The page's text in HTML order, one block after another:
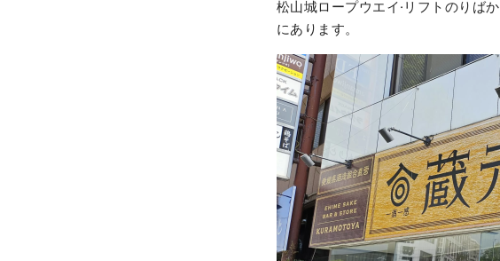
松山城ロープウエイ·リフトのりば
にあります。